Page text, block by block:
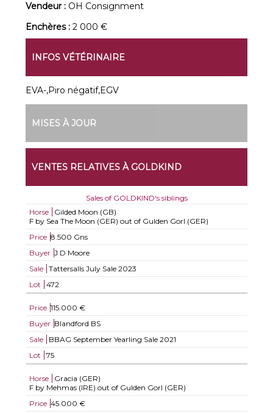
Vendeur : OH Consignment
Enchères :2 000 €
INFOS VÉTÉRINAIRE
EVA-,Piro négatif,EGV
MISES À JOUR
VENTES RELATIVES À GOLDKIND
Sales of GOLDKIND's siblings
Horse
Gilded Moon (GB)
F by Sea The Moon (GER) out of Gulden Gorl (GER)
Price 8.500 Gns
Buyer J D Moore
Sale
Tattersalls July Sale 2023
Lot
472
Price 115.000 €
Buyer Blandford BS
Sale
BBAG September Yearling Sale 2021
Lot
75
Horse
Gracia (GER)
F by Mehmas (IRE) out of Gulden Gorl (GER)
Price 45.000 €